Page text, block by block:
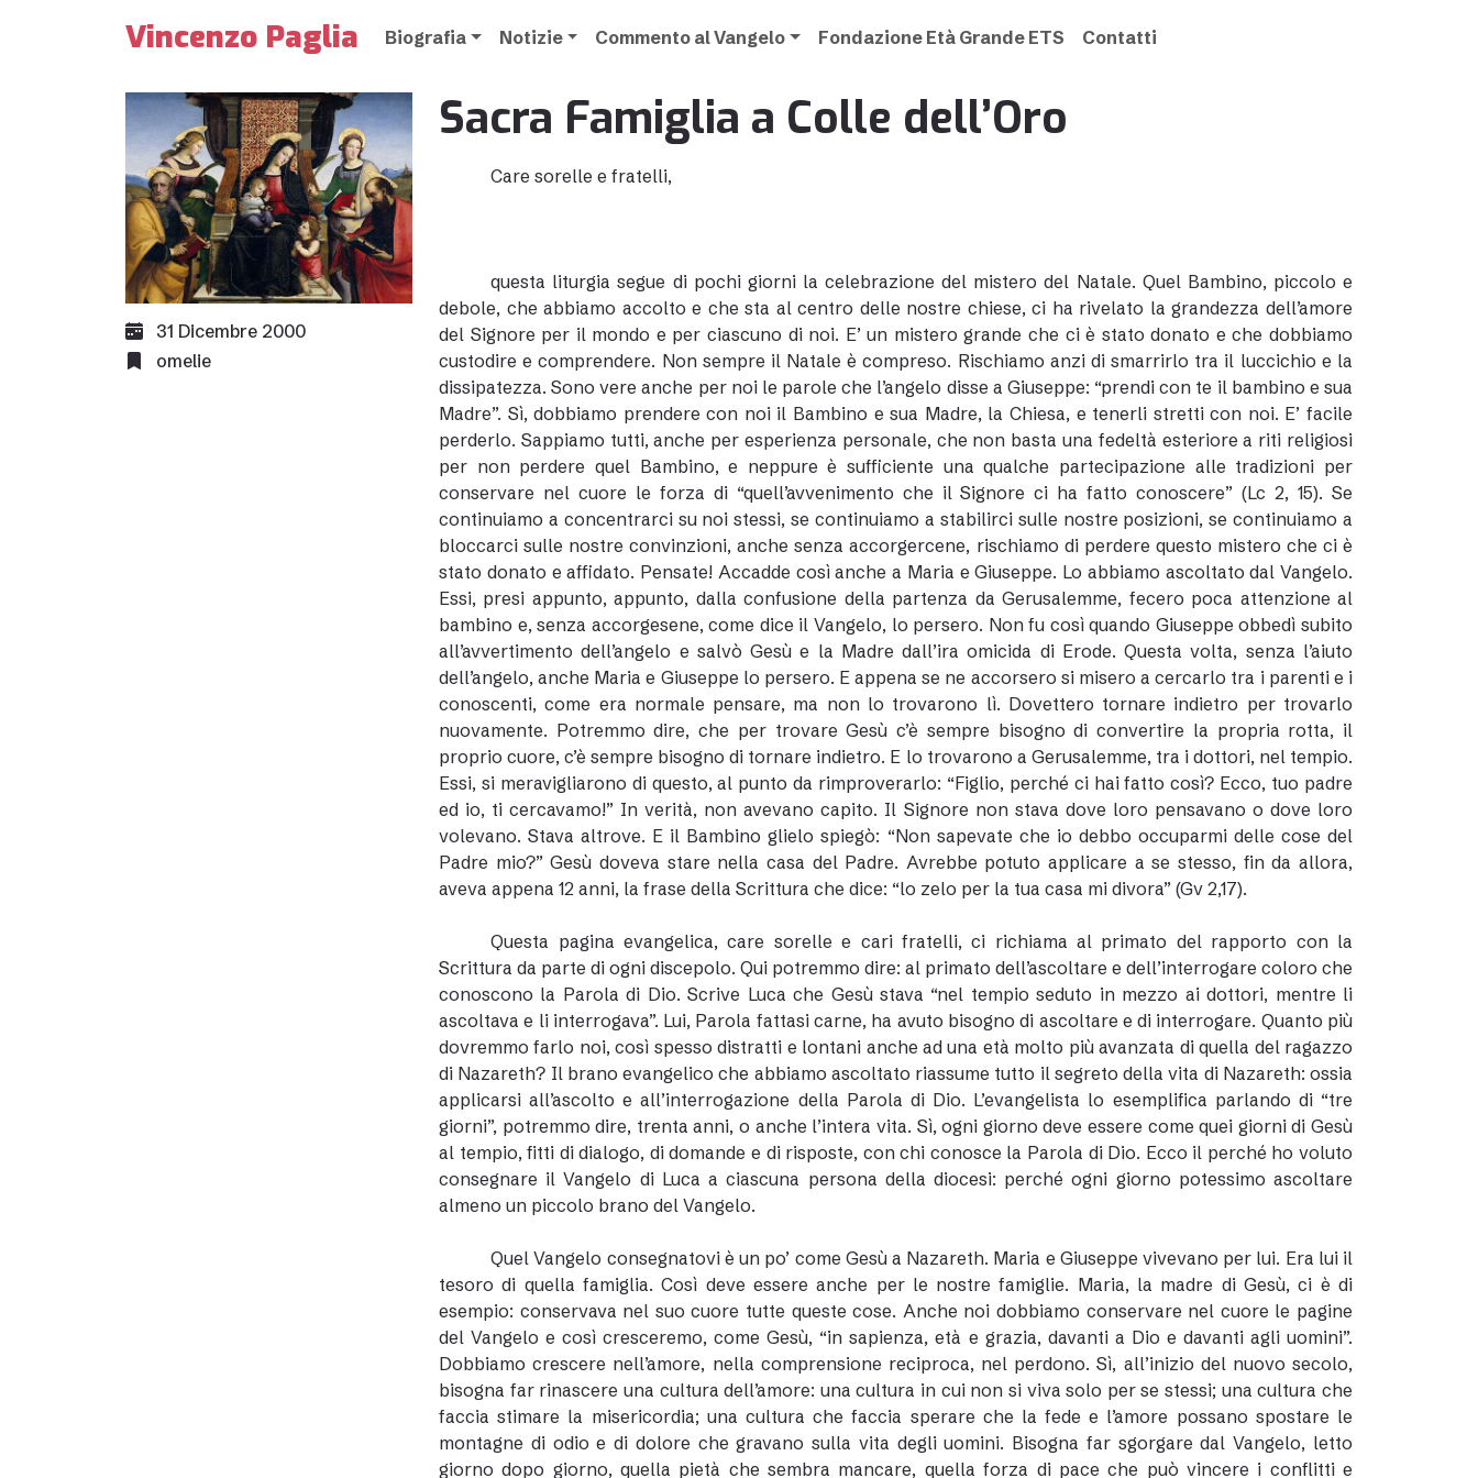
Vincenzo Paglia Biografia Notizie Commento al Vangelo Fondazione Età Grande ETS Contatti
31 Dicembre 2000
omelie
Sacra Famiglia a Colle dell’Oro
Care sorelle e fratelli,
questa liturgia segue di pochi giorni la celebrazione del mistero del Natale. Quel Bambino, piccolo e
debole, che abbiamo accolto e che sta al centro delle nostre chiese, ci ha rivelato la grandezza dell’amore
del Signore per il mondo e per ciascuno di noi. E’ un mistero grande che ci è stato donato e che dobbiamo
custodire e comprendere. Non sempre il Natale è compreso. Rischiamo anzi di smarrirlo tra il luccichio e la
dissipatezza. Sono vere anche per noi le parole che l’angelo disse a Giuseppe: “prendi con te il bambino e sua
Madre”. Sì, dobbiamo prendere con noi il Bambino e sua Madre, la Chiesa, e tenerli stretti con noi. E’ facile
perderlo. Sappiamo tutti, anche per esperienza personale, che non basta una fedeltà esteriore a riti religiosi
per non perdere quel Bambino, e neppure è sufficiente una qualche partecipazione alle tradizioni per
conservare nel cuore le forza di “quell’avvenimento che il Signore ci ha fatto conoscere” (Lc 2, 15). Se
continuiamo a concentrarci su noi stessi, se continuiamo a stabilirci sulle nostre posizioni, se continuiamo a
bloccarci sulle nostre convinzioni, anche senza accorgercene, rischiamo di perdere questo mistero che ci è
stato donato e affidato. Pensate! Accadde così anche a Maria e Giuseppe. Lo abbiamo ascoltato dal Vangelo.
Essi, presi appunto, appunto, dalla confusione della partenza da Gerusalemme, fecero poca attenzione al
bambino e, senza accorgesene, come dice il Vangelo, lo persero. Non fu così quando Giuseppe obbedì subito
all’avvertimento dell’angelo e salvò Gesù e la Madre dall’ira omicida di Erode. Questa volta, senza l’aiuto
dell’angelo, anche Maria e Giuseppe lo persero. E appena se ne accorsero si misero a cercarlo tra i parenti e i
conoscenti, come era normale pensare, ma non lo trovarono lì. Dovettero tornare indietro per trovarlo
nuovamente. Potremmo dire, che per trovare Gesù c’è sempre bisogno di convertire la propria rotta, il
proprio cuore, c’è sempre bisogno di tornare indietro. E lo trovarono a Gerusalemme, tra i dottori, nel tempio.
Essi, si meravigliarono di questo, al punto da rimproverarlo: “Figlio, perché ci hai fatto così? Ecco, tuo padre
ed io, ti cercavamo!” In verità, non avevano capito. Il Signore non stava dove loro pensavano o dove loro
volevano. Stava altrove. E il Bambino glielo spiegò: “Non sapevate che io debbo occuparmi delle cose del
Padre mio?” Gesù doveva stare nella casa del Padre. Avrebbe potuto applicare a se stesso, fin da allora,
aveva appena 12 anni, la frase della Scrittura che dice: “lo zelo per la tua casa mi divora” (Gv 2,17).
Questa pagina evangelica, care sorelle e cari fratelli, ci richiama al primato del rapporto con la
Scrittura da parte di ogni discepolo. Qui potremmo dire: al primato dell’ascoltare e dell’interrogare coloro che
conoscono la Parola di Dio. Scrive Luca che Gesù stava “nel tempio seduto in mezzo ai dottori, mentre li
ascoltava e li interrogava”. Lui, Parola fattasi carne, ha avuto bisogno di ascoltare e di interrogare. Quanto più
dovremmo farlo noi, così spesso distratti e lontani anche ad una età molto più avanzata di quella del ragazzo
di Nazareth? Il brano evangelico che abbiamo ascoltato riassume tutto il segreto della vita di Nazareth: ossia
applicarsi all’ascolto e all’interrogazione della Parola di Dio. L’evangelista lo esemplifica parlando di “tre
giorni”, potremmo dire, trenta anni, o anche l’intera vita. Sì, ogni giorno deve essere come quei giorni di Gesù
al tempio, fitti di dialogo, di domande e di risposte, con chi conosce la Parola di Dio. Ecco il perché ho voluto
consegnare il Vangelo di Luca a ciascuna persona della diocesi: perché ogni giorno potessimo ascoltare
almeno un piccolo brano del Vangelo.
Quel Vangelo consegnatovi è un po’ come Gesù a Nazareth. Maria e Giuseppe vivevano per lui. Era lui il
tesoro di quella famiglia. Così deve essere anche per le nostre famiglie. Maria, la madre di Gesù, ci è di
esempio: conservava nel suo cuore tutte queste cose. Anche noi dobbiamo conservare nel cuore le pagine
del Vangelo e così cresceremo, come Gesù, “in sapienza, età e grazia, davanti a Dio e davanti agli uomini”.
Dobbiamo crescere nell’amore, nella comprensione reciproca, nel perdono. Sì, all’inizio del nuovo secolo,
bisogna far rinascere una cultura dell’amore: una cultura in cui non si viva solo per se stessi; una cultura che
faccia stimare la misericordia; una cultura che faccia sperare che la fede e l’amore possano spostare le
montagne di odio e di dolore che gravano sulla vita degli uomini. Bisogna far sgorgare dal Vangelo, letto
giorno dopo giorno, quella pietà che sembra mancare, quella forza di pace che può vincere i conflitti e